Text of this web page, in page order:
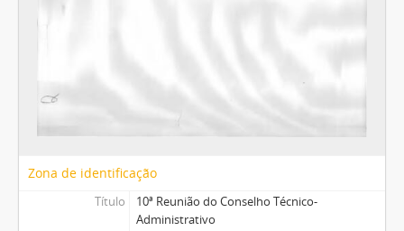
Zona de identificação
Título
10ª Reunião do Conselho Técnico-
Administrativo